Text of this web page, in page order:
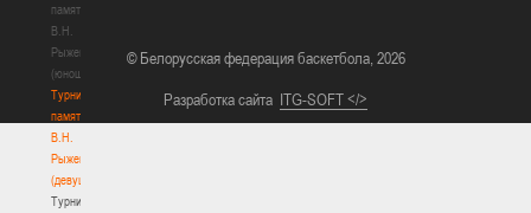
памяти
В.Н.
Рыженкова
(юноши)
Турнир
памяти
В.Н.
Рыженкова
(девушки)
Турнир
© Белорусская федерация баскетбола, 2026
Разработка сайта ITG-SOFT </>